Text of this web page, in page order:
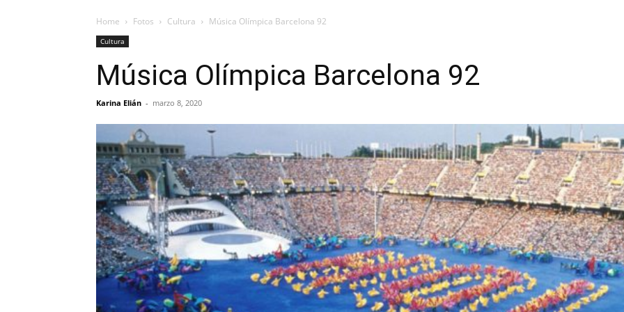
Home Fotos Cultura Música Olímpica Barcelona 92
Cultura
Música Olímpica Barcelona 92
Karina Elián - marzo 8, 2020